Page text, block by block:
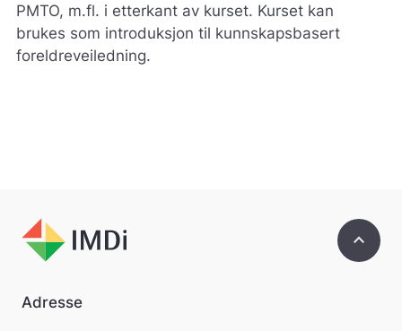
PMTO, m.fl. i etterkant av kurset. Kurset kan
brukes som introduksjon til kunnskapsbasert
foreldreveiledning.
keyboard_arrow_up
Adresse